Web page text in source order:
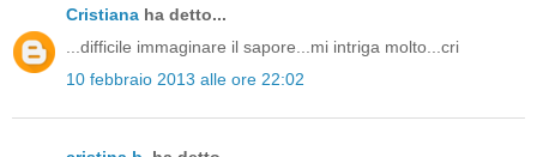
Cristiana ha detto...
...difficile immaginare il sapore...mi intriga molto...cri
10 febbraio 2013 alle ore 22:02